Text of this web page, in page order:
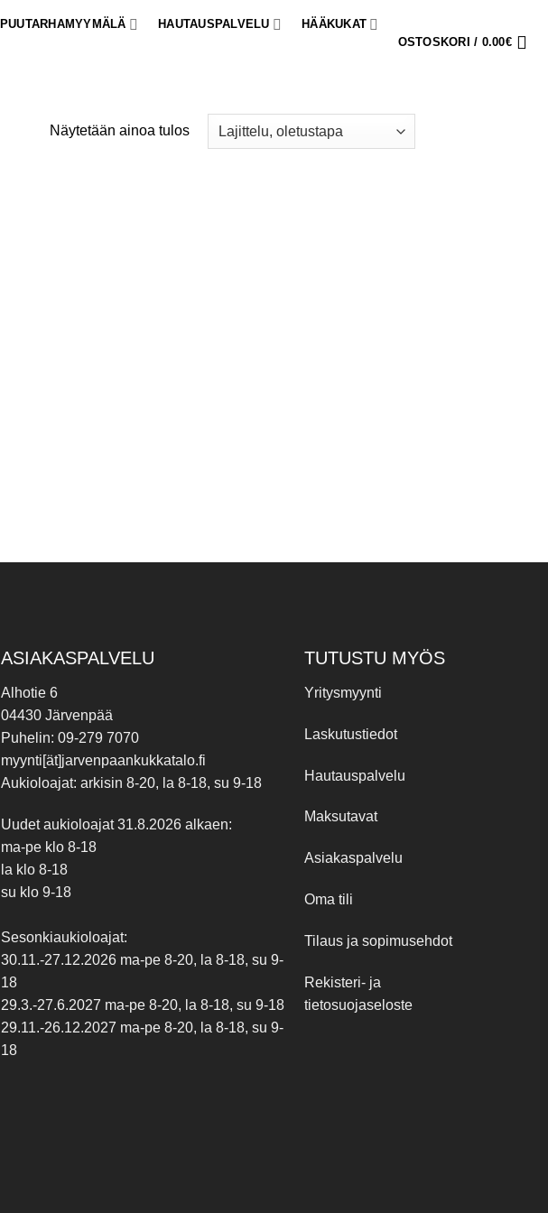
PUUTARHAMYYMÄLÄ HAUTAUSPALVELU HÄÄKUKAT
OSTOSKORI / 0.00€
Näytetään ainoa tulos
ASIAKASPALVELU
Alhotie 6
04430 Järvenpää
Puhelin: 09-279 7070
myynti[ät]jarvenpaankukkatalo.fi
Aukioloajat: arkisin 8-20, la 8-18, su 9-18
Uudet aukioloajat 31.8.2026 alkaen:
ma-pe klo 8-18
la klo 8-18
su klo 9-18
Sesonkiaukioloajat:
30.11.-27.12.2026 ma-pe 8-20, la 8-18, su 9-
18
29.3.-27.6.2027 ma-pe 8-20, la 8-18, su 9-18
29.11.-26.12.2027 ma-pe 8-20, la 8-18, su 9-
18
TUTUSTU MYÖS
Yritysmyynti
Laskutustiedot
Hautauspalvelu
Maksutavat
Asiakaspalvelu
Oma tili
Tilaus ja sopimusehdot
Rekisteri- ja
tietosuojaseloste